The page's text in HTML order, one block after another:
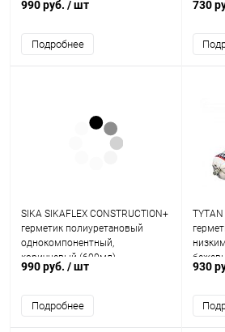
990 руб. / шт
Подробнее
730
SIKA SIKAFLEX CONSTRUCTION+
герметик полиуретановый
однокомпонентный,
коричневый (600мл)
990 руб. / шт
Подробнее
TYTAN
930